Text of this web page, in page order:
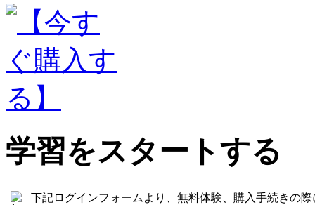
学習をスタートする
下記ログインフォームより、無料体験、購入手続きの